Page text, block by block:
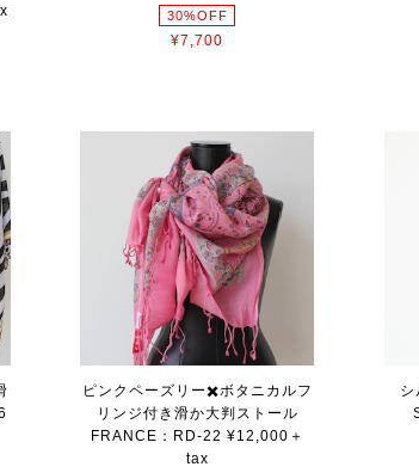
30%OFF
¥7,700
ピンクペーズリー✖️ボタニカルフ
リンジ付き滑か大判ストール
FRANCE：RD-22 ¥12,000＋
tax
シ